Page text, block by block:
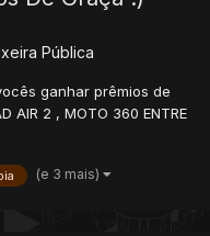
Pública
ganhar prêmios de
AIR 2 , MOTO 360 ENTRE
Acessando esse link
DA GOKANO : >>>>>>
(e 3 mais)